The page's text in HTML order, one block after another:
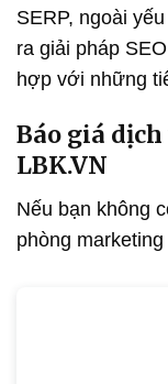
SERP, ngoài
ra giải pháp
hợp với những
Báo giá
LBK.VN
Nếu bạn không
phòng